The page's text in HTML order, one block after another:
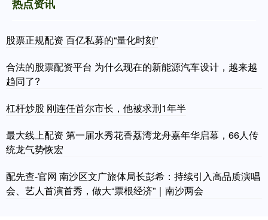
热点资讯
股票正规配资 百亿私募的“量化时刻”
合法的股票配资平台 为什么现在的新能源汽车设计，越来越
趋同了?
杠杆炒股 刚连任首尔市长，他被求刑1年半
最大线上配资 第一届水秀花香荔湾龙舟嘉年华启幕，66人传
统龙气势恢宏
配先查-官网 南沙区文广旅体局长彭希：持续引入高品质演唱
会、艺人首演首秀，做大“票根经济”｜南沙两会